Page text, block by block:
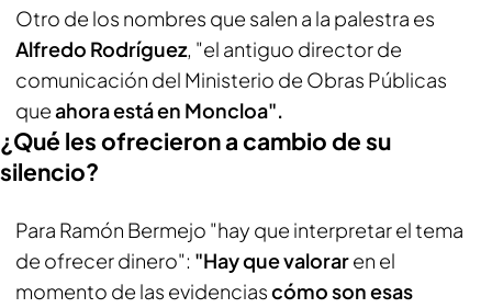
Otro de los nombres que salen a la palestra es
Alfredo Rodríguez, "el antiguo director de
comunicación del Ministerio de Obras Públicas
queahora está en Moncloa".
¿Qué les ofrecieron a cambio de su
silencio?
Para Ramón Bermejo "hay que interpretar el tema
de ofrecer dinero": "Hay que valoraren el
momento de las evidenciascómo son esas